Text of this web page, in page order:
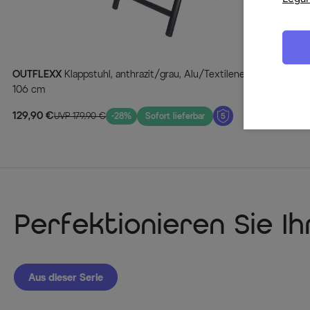
OUTFLEXX
106 cm
129,90 €UVP 179,90 € -28% Sofort lieferbar
Perfektionieren Sie
Aus dieser Serie